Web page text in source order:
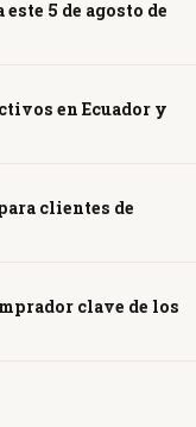
5 de agosto de
en Ecuador y
clientes de
clave de los